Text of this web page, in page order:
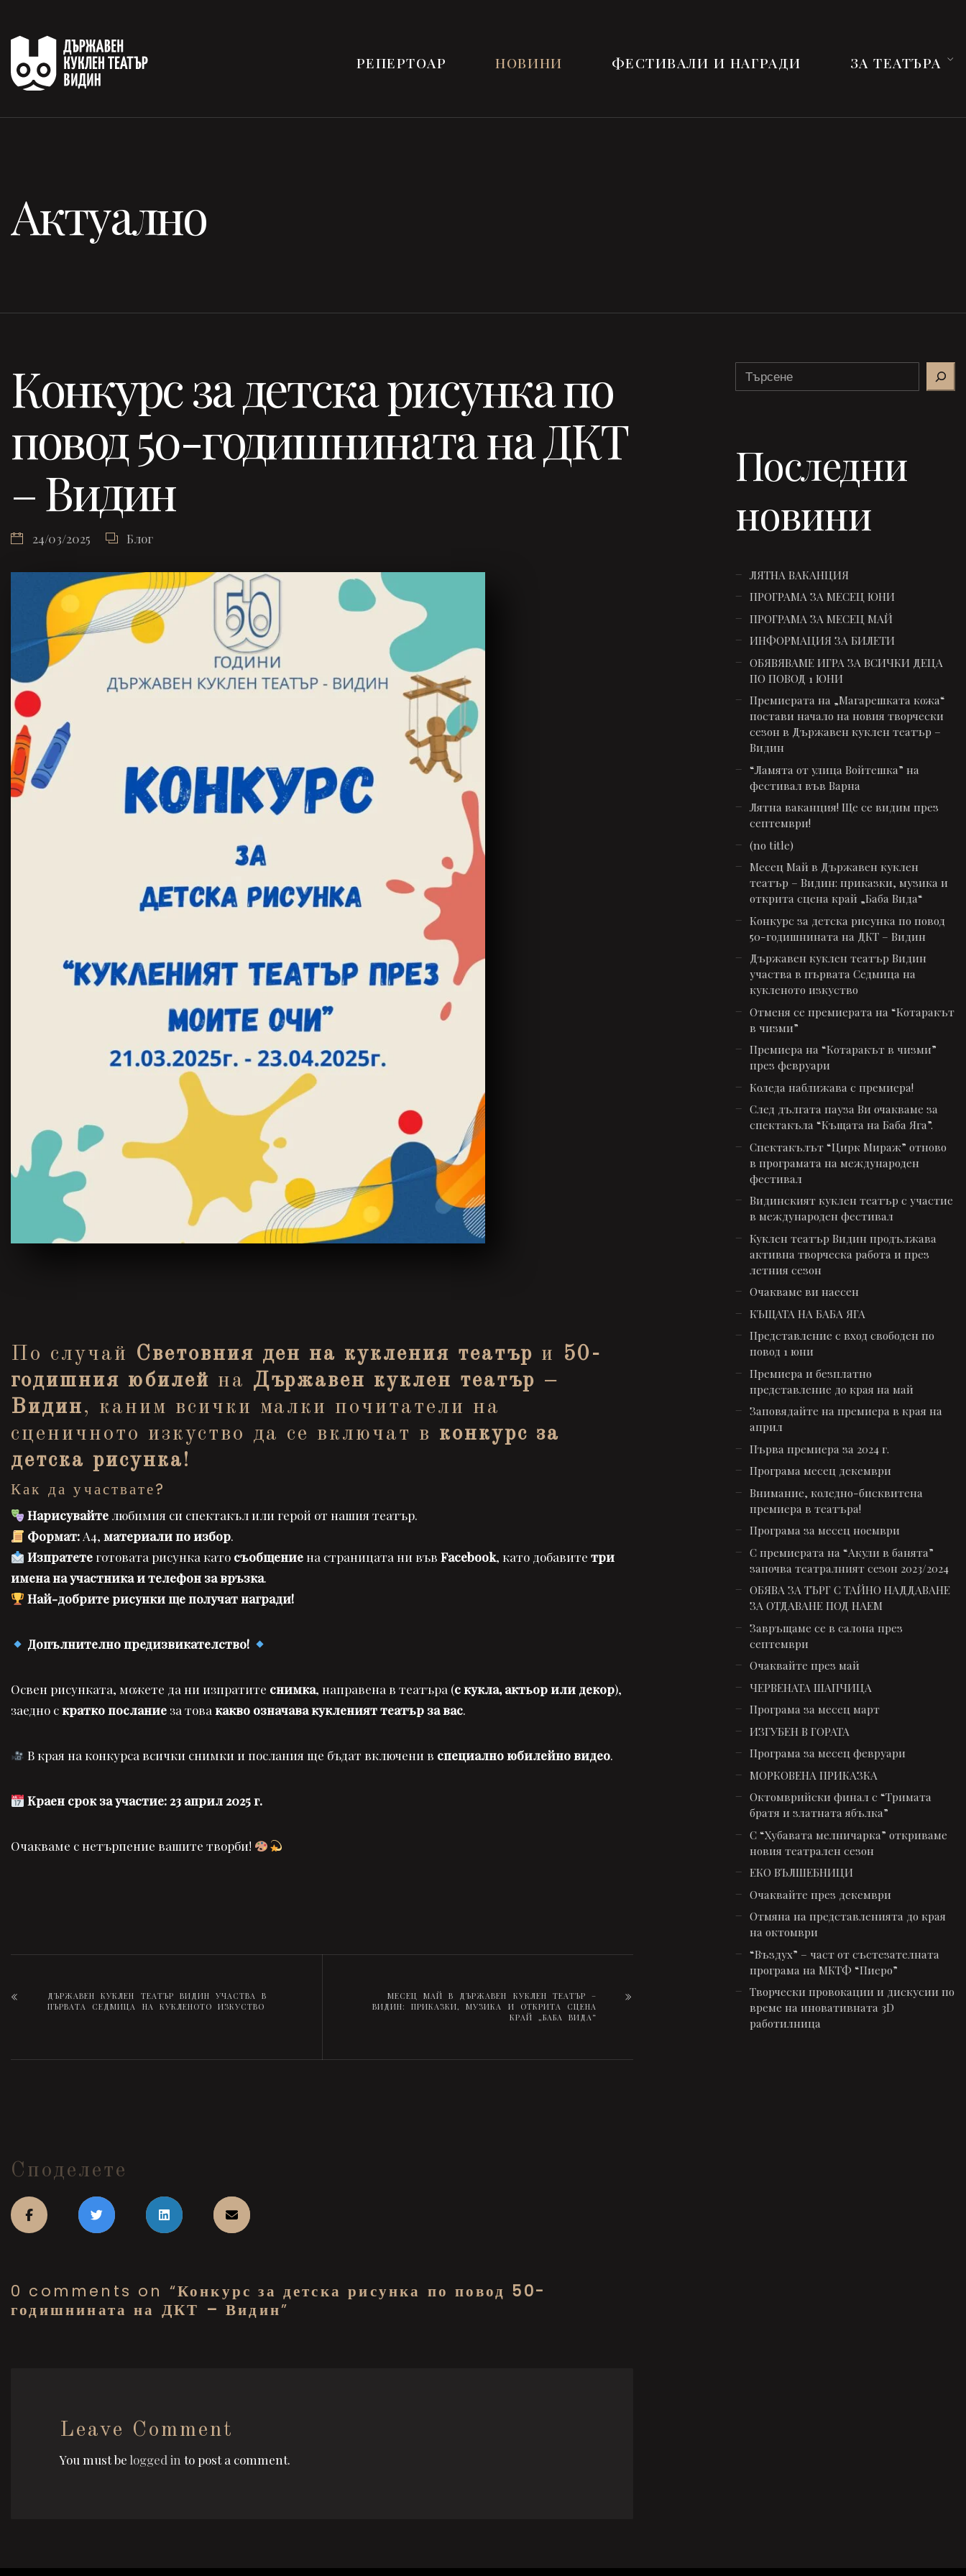
РЕПЕРТОАР НОВИНИ ФЕСТИВАЛИ И НАГРАДИ ЗА ТЕАТЪРА
Актуално
Конкурс за детска рисунка по
повод 50-годишнината на ДКТ
– Видин
24/03/2025 Блог
По случай Световния ден на кукления театър и 50-
годишния юбилей на Държавен куклен театър –
Видин, каним всички малки почитатели на
сценичното изкуство да се включат в конкурс за
детска рисунка!
Как да участвате?
Нарисувайте любимия си спектакъл или герой от нашия театър.
Формат: А4,материали по избор.
Изпратете готовата рисунка като съобщение на страницата ни въвFacebook, като добавитетри
имена на участника и телефон за връзка.
Най-добрите рисунки ще получат награди!
Допълнително предизвикателство!
Освен рисунката, можете да ни изпратите снимка, направена в театъра (с кукла, актьор или декор),
заедно скратко послание за това какво означава кукленият театър за вас.
В края на конкурса всички снимки и послания ще бъдат включени в специално юбилейно видео.
Краен срок за участие: 23 април 2025 г.
Очакваме с нетърпение вашите творби!
ДЪРЖАВЕН КУКЛЕН ТЕАТЪР ВИДИН УЧАСТВА В
ПЪРВАТА СЕДМИЦА НА КУКЛЕНОТО ИЗКУСТВО
МЕСЕЦ МАЙ В ДЪРЖАВЕН КУКЛЕН ТЕАТЪР –
ВИДИН: ПРИКАЗКИ, МУЗИКА И ОТКРИТА СЦЕНА
КРАЙ „БАБА ВИДА“
Споделете
0 comments on “Конкурс за детска рисунка по повод 50-
годишнината на ДКТ – Видин”
Leave Comment
You must be logged in to post a comment.
Search
Последни
новини
ЛЯТНА ВАКАНЦИЯ
ПРОГРАМА ЗА МЕСЕЦ ЮНИ
ПРОГРАМА ЗА МЕСЕЦ МАЙ
ИНФОРМАЦИЯ ЗА БИЛЕТИ
ОБЯВЯВАМЕ ИГРА ЗА ВСИЧКИ ДЕЦА
ПО ПОВОД 1 ЮНИ
Премиерата на „Магарешката кожа“
постави начало на новия творчески
сезон в Държавен куклен театър –
Видин
“Ламята от улица Войтешка” на
фестивал във Варна
Лятна ваканция! Ще се видим през
септември!
(no title)
Месец Май в Държавен куклен
театър – Видин: приказки, музика и
открита сцена край „Баба Вида“
Конкурс за детска рисунка по повод
50-годишнината на ДКТ – Видин
Държавен куклен театър Видин
участва в първата Седмица на
кукленото изкуство
Отменя се премиерата на “Котаракът
в чизми”
Премиера на “Котаракът в чизми”
през февруари
Коледа наближава с премиера!
След дългата пауза Ви очакваме за
спектакъла “Къщата на Баба Яга”.
Спектакълът “Цирк Мираж” отново
в програмата на международен
фестивал
Видинският куклен театър с участие
в международен фестивал
Куклен театър Видин продължава
активна творческа работа и през
летния сезон
Очакваме ви наесен
КЪЩАТА НА БАБА ЯГА
Представление с вход свободен по
повод 1 юни
Премиера и безплатно
представление до края на май
Заповядайте на премиера в края на
април
Първа премиера за 2024 г.
Програма месец декември
Внимание, коледно-бисквитена
премиера в театъра!
Програма за месец ноември
С премиерата на “Акули в банята”
започва театралният сезон 2023/2024
ОБЯВА ЗА ТЪРГ С ТАЙНО НАДДАВАНЕ
ЗА ОТДАВАНЕ ПОД НАЕМ
Завръщаме се в салона през
септември
Очаквайте през май
ЧЕРВЕНАТА ШАПЧИЦА
Програма за месец март
ИЗГУБЕН В ГОРАТА
Програма за месец февруари
МОРКОВЕНА ПРИКАЗКА
Октомврийски финал с “Тримата
братя и златната ябълка”
С “Хубавата мелничарка” откриваме
новия театрален сезон
ЕКО ВЪЛШЕБНИЦИ
Очаквайте през декември
Отмяна на представленията до края
на октомври
“Въздух” – част от състезателната
програмa на МКТФ “Пиеро”
Творчески провокации и дискусии по
време на иновативната 3D
работилница